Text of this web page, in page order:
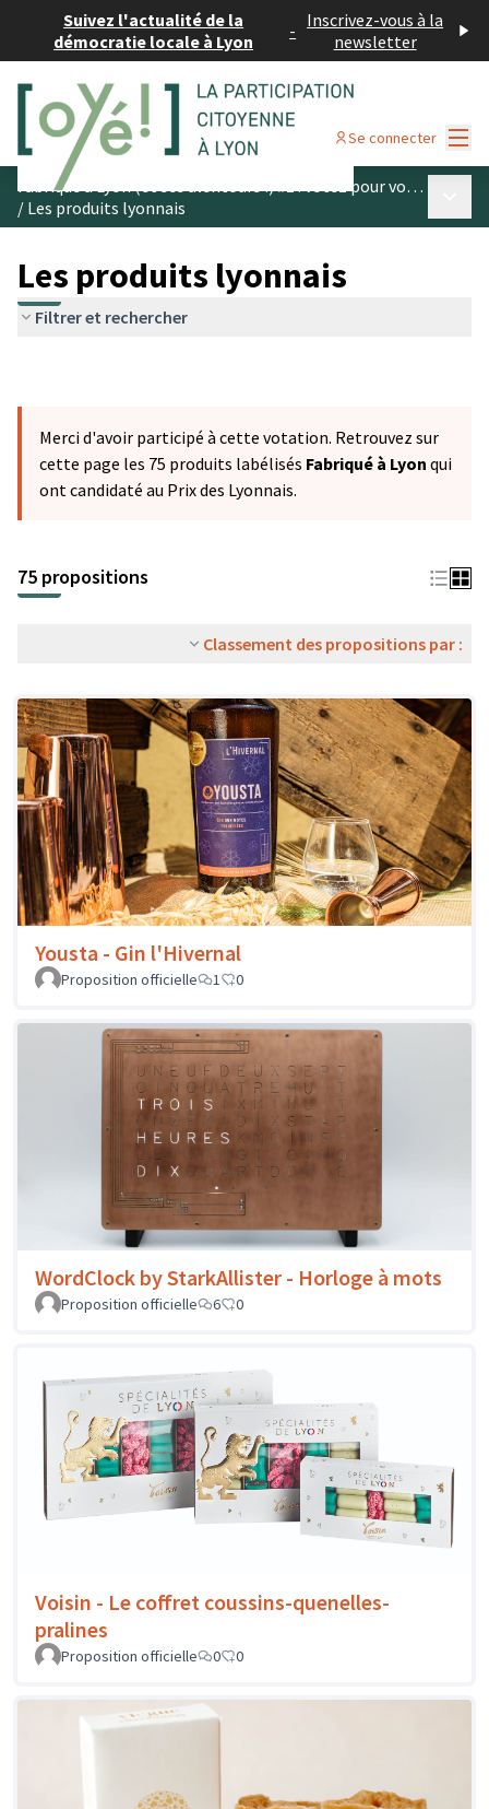
Suivez l'actualité de la
démocratie locale à Lyon
- Inscrivez-vous à la
newsletter
Se connecter
Fabriqué à Lyon (et ses alentours !) #1 : votez pour vos produits préférés
/ Les produits lyonnais
Les produits lyonnais
Filtrer et rechercher
Merci d'avoir participé à cette votation. Retrouvez sur
cette page les 75 produits labélisés Fabriqué à Lyon qui
ont candidaté au Prix des Lyonnais.
75 propositions
Classement des propositions par :
Yousta - Gin l'Hivernal
Proposition officielle 1 0
WordClock by StarkAllister - Horloge à mots
Proposition officielle 6 0
Voisin - Le coffret coussins-quenelles-
pralines
Proposition officielle 0 0